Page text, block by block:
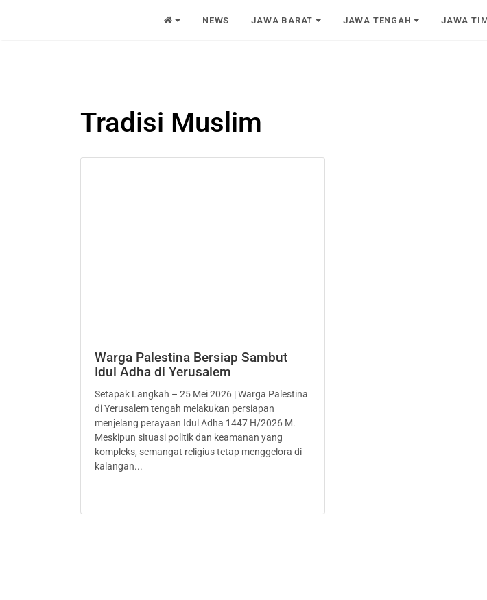
NEWS JAWA BARAT JAWA TENGAH JAWA
Tradisi Muslim
Warga Palestina Bersiap Sambut
Idul Adha di Yerusalem
Setapak Langkah – 25 Mei 2026 | Warga Palestina
di Yerusalem tengah melakukan persiapan
menjelang perayaan Idul Adha 1447 H/2026 M.
Meskipun situasi politik dan keamanan yang
kompleks, semangat religius tetap menggelora di
kalangan...